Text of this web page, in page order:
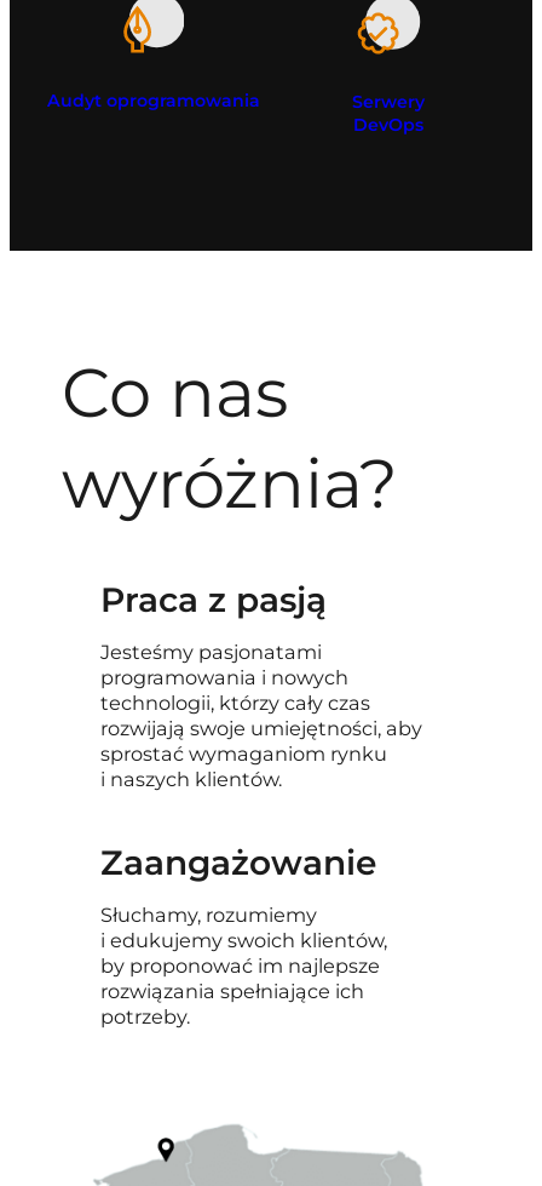
Audyt oprogramowania
Serwery
DevOps
Co nas
wyróżnia?
Praca z pasją
Jesteśmy pasjonatami
programowania i nowych
technologii, którzy cały czas
rozwijają swoje umiejętności, aby
sprostać wymaganiom rynku
i naszych klientów.
Zaangażowanie
Słuchamy, rozumiemy
i edukujemy swoich klientów,
by proponować im najlepsze
rozwiązania spełniające ich
potrzeby.